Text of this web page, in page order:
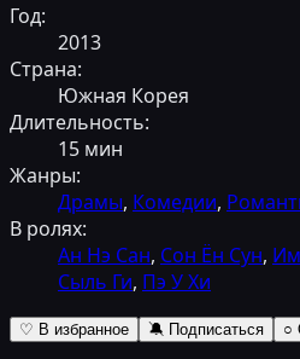
Год:
2013
Страна:
Южная Корея
Длительность:
15 мин
Жанры:
Драмы, Комедии,
В ролях:
Ан Нэ Сан, Сон Ён Сун,
Сыль Ги, Пэ У Хи
♡ В избранное 🔕 Подписаться ○